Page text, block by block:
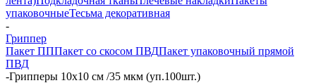
упаковочныеТесьма декоративная
-
Гриппер
Пакет ПППакет со скосом ПВДПакет упаковочный прямой
ПВД
-Грипперы 10х10 см /35 мкм (уп.100шт.)